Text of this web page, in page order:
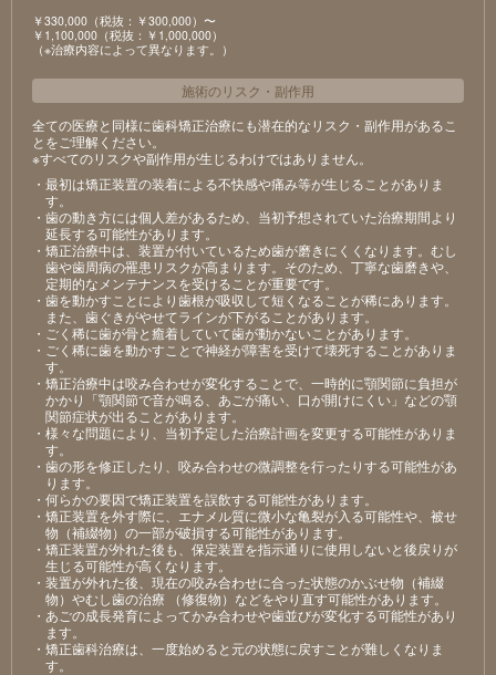
￥330,000（税抜：￥300,000）〜
￥1,100,000（税抜：￥1,000,000）
（※治療内容によって異なります。）
施術のリスク ・ 副作用
全ての医療と同様に歯科矯正治療にも潜在的なリスク・副作用があるこ
とをご理解ください。
※すべてのリスクや副作用が生じるわけではありません。
・最初は矯正装置の装着による不快感や痛み等が生じることがありま
す。
・歯の動き方には個人差があるため、当初予想されていた治療期間より
延長する可能性があります。
・矯正治療中は、装置が付いているため歯が磨きにくくなります。むし
歯や歯周病の罹患リスクが高まります。そのため、丁寧な歯磨きや、
定期的なメンテナンスを受けることが重要です。
・歯を動かすことにより歯根が吸収して短くなることが稀にあります。
また、歯ぐきがやせてラインが下がることがあります。
・ごく稀に歯が骨と癒着していて歯が動かないことがあります。
・ごく稀に歯を動かすことで神経が障害を受けて壊死することがありま
す。
・矯正治療中は咬み合わせが変化することで、一時的に顎関節に負担が
かかり「顎関節で音が鳴る、あごが痛い、口が開けにくい」などの顎
関節症状が出ることがあります。
・様々な問題により、当初予定した治療計画を変更する可能性がありま
す。
・歯の形を修正したり、咬み合わせの微調整を行ったりする可能性があ
ります。
・何らかの要因で矯正装置を誤飲する可能性があります。
・矯正装置を外す際に、エナメル質に微小な亀裂が入る可能性や、被せ
物（補綴物）の一部が破損する可能性があります。
・矯正装置が外れた後も、保定装置を指示通りに使用しないと後戻りが
生じる可能性が高くなります。
・装置が外れた後、現在の咬み合わせに合った状態のかぶせ物（補綴
物）やむし歯の治療 （修復物）などをやり直す可能性があります。
・あごの成長発育によってかみ合わせや歯並びが変化する可能性があり
ます。
・矯正歯科治療は、一度始めると元の状態に戻すことが難しくなりま
す。